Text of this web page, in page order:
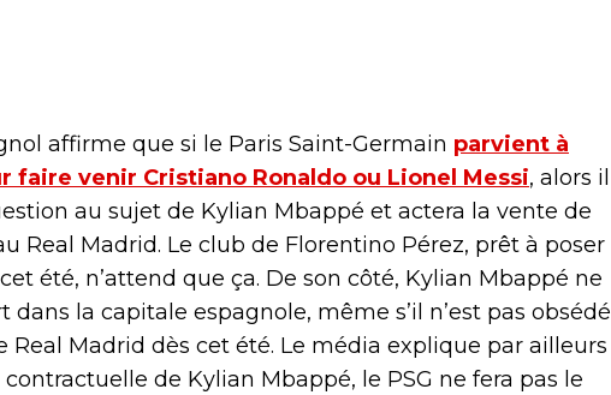
affirme que si le Paris Saint-Germain parvient à
faire venir Cristiano Ronaldo ou Lionel Messi, alors il
au sujet de Kylian Mbappé et actera la vente de
Real Madrid. Le club de Florentino Pérez, prêt à poser
été, n’attend que ça. De son côté, Kylian Mbappé ne
dans la capitale espagnole, même s’il n’est pas obsédé
Real Madrid dès cet été. Le média explique par ailleurs
de Kylian Mbappé, le PSG ne fera pas le